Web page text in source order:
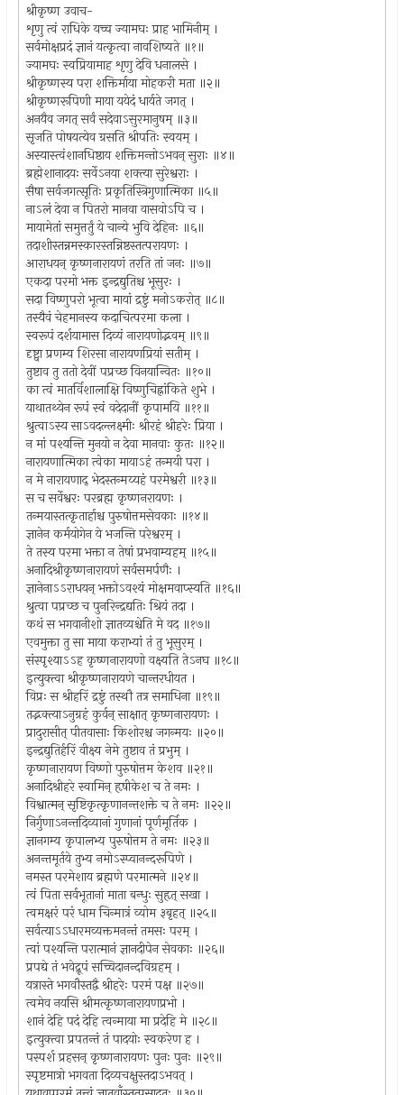
श्रीकृष्ण उवाच-
शृणु त्वं राधिके यच्च ज्यामघः प्राह भामिनीम् ।
सर्वमोक्षप्रदं ज्ञानं यत्कृत्वा नावशिष्यते ॥१॥
ज्यामघः स्वप्रियामाह शृणु देवि धनालसे ।
श्रीकृष्णस्य परा शक्तिर्माया मोहकरी मता ॥२॥
श्रीकृष्णरूपिणी माया ययेदं धार्यते जगत् ।
अनयैव जगत् सर्वं सदेवाऽसुरमानुषम् ॥३॥
सृजति पोषयत्येव ग्रसति श्रीपतिः स्वयम् ।
अस्यास्त्वंशानधिष्ठाय शक्तिमन्तोऽभवन् सुराः ॥४॥
ब्रह्मेशानादयः सर्वेऽनया शक्त्या सुरेश्वराः ।
सैषा सर्वजगत्सूतिः प्रकृतिस्त्रिगुणात्मिका ॥५॥
नाऽलं देवा न पितरो मानवा वासवोऽपि च ।
मायामेतां समुत्तर्तुं ये चान्ये भुवि देहिनः ॥६॥
तदाशीस्तन्नमस्कारस्तन्निष्ठस्तत्परायणः ।
आराधयन् कृष्णनारायणं तरति तां जनः ॥७॥
एकदा परमो भक्त इन्द्रद्युतिश्च भूसुरः ।
सदा विष्णुपरो भूत्वा मायां द्रष्टुं मनोऽकरोत् ॥८॥
तस्यैवं चेहमानस्य कदाचित्परमा कला ।
स्वरूपं दर्शयामास दिव्यं नारायणोद्भवम् ॥९॥
दृष्ट्वा प्रणम्य शिरसा नारायणप्रियां सतीम् ।
तुष्टाव तु ततो देवीं पप्रच्छ विनयान्वितः ॥१०॥
का त्वं मातर्विशालाक्षि विष्णुचिह्नांकिते शुभे ।
याथातथ्येन रूपं स्वं वदेदानीं कृपामयि ॥११॥
श्रुत्वाऽस्य साऽवदल्लक्ष्मीः श्रीरहं श्रीहरेः प्रिया ।
न मां पश्यन्ति मुनयो न देवा मानवाः कुतः ॥१२॥
नारायणात्मिका त्वेका मायाऽहं तन्मयी परा ।
न मे नारायणाद् भेदस्तन्मय्यहं परमेश्वरी ॥१३॥
स च सर्वेश्वरः परब्रह्म कृष्णनरायणः ।
तन्मयास्तत्कृतार्हाश्च पुरुषोत्तमसेवकाः ॥१४॥
ज्ञानेन कर्मयोगेन ये भजन्ति परेश्वरम् ।
ते तस्य परमा भक्ता न तेषां प्रभवाम्यहम् ॥१५॥
अनादिश्रीकृष्णनारायणं सर्वसमर्पणैः ।
ज्ञानेनाऽऽराधयन् भक्तोऽवश्यं मोक्षमवाप्स्यति ॥१६॥
श्रुत्वा पप्रच्छ च पुनरिन्द्रद्यतिः श्रियं तदा ।
कथं स भगवानीशो ज्ञातव्यश्चेति मे वद ॥१७॥
एवमुक्ता तु सा माया कराभ्यां तं तु भूसुरम् ।
संस्पृश्याऽऽह कृष्णनारायणो वक्ष्यति तेऽनघ ॥१८॥
इत्युक्त्वा श्रीकृष्णनारायणे चान्तरधीयत ।
विप्रः स श्रीहरिं द्रष्टुं तस्थौ तत्र समाधिना ॥१९॥
तद्भक्त्याऽनुग्रहं कुर्वन् साक्षात् कृष्णनारायणः ।
प्रादुरासीत् पीतवासाः किशोरश्च जगन्मयः ॥२०॥
इन्द्रद्युतिर्हरिं वीक्ष्य नेमे तुष्टाव तं प्रभुम् ।
कृष्णनारायण विष्णो पुरुषोत्तम केशव ॥२१॥
अनादिश्रीहरे स्वामिन् हृषीकेश च ते नमः ।
विश्वात्मन् सृष्टिकृत्कृणानन्तशक्ते च ते नमः ॥२२॥
निर्गुणाऽनन्तदिव्यानां गुणानां पूर्णमूर्तिक ।
ज्ञानगम्य कृपालभ्य पुरुषोत्तम ते नमः ॥२३॥
अनन्तमूर्तये तुभ्य नमोऽस्प्वानन्दरूपिणे ।
नमस्त परमेशाय ब्रह्मणे परमात्मने ॥२४॥
त्वं पिता सर्वभूतानां माता बन्धुः सुहृत् सखा ।
त्वमक्षरं परं धाम चिन्मात्रं व्योम ३बृहत् ॥२५॥
सर्वत्याऽऽधारमव्यक्तमनन्तं तमसः परम् ।
त्वां पश्यन्ति परात्मानं ज्ञानदीपेन सेवकाः ॥२६॥
प्रपद्ये तं भवेद्रूपं सच्चिदानन्दविग्रहम् ।
यत्रास्ते भगवौस्तद्वै श्रीहरेः परमं पक्ष ॥२७॥
त्वमेव नयसि श्रीमत्कृष्णनारायणप्रभो ।
शानं देहि पदं देहि त्वन्माया मा प्रदेहि मे ॥२८॥
इत्युक्त्वा प्रपतन्तं तं पादयोः स्वकरेण ह ।
पस्पर्श प्रहसन् कृष्णनारायणः पुनः पुनः ॥२९॥
स्पृष्टमात्रो भगवता दिव्यचक्षुस्तदाऽभवत् ।